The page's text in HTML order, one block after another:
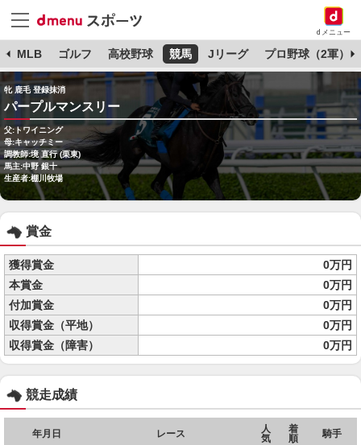
dメニュー
MLB ゴルフ 高校野球 競馬 Jリーグ プロ野球（2軍）
牝 鹿毛 登録抹消
パープルマンスリー
父:トワイニング
母:キャッチミー
調教師:境 直行 (栗東)
馬主:中野 銀十
生産者:棚川牧場
賞金
獲得賞金
0万円
本賞金
0万円
付加賞金
0万円
収得賞金（平地）
0万円
収得賞金（障害）
0万円
競走成績
年月日 レース
人
気
着
順
騎手